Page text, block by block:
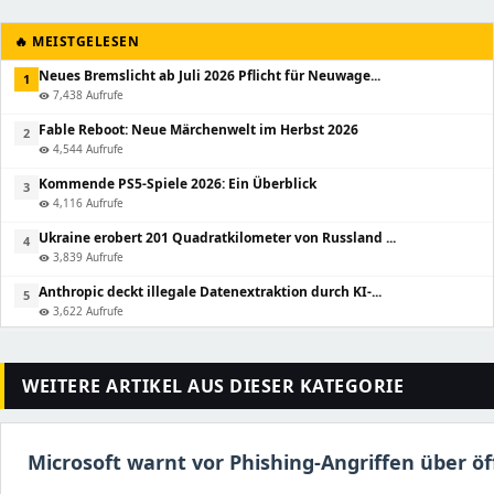
🔥 MEISTGELESEN
1 Neues Bremslicht ab Juli 2026 Pflicht für Neuwage...
visibility 7,438 Aufrufe
2 Fable Reboot: Neue Märchenwelt im Herbst 2026
visibility 4,544 Aufrufe
3 Kommende PS5-Spiele 2026: Ein Überblick
visibility 4,116 Aufrufe
4 Ukraine erobert 201 Quadratkilometer von Russland ...
visibility 3,839 Aufrufe
5 Anthropic deckt illegale Datenextraktion durch KI-...
visibility 3,622 Aufrufe
WEITERE ARTIKEL AUS DIESER KATEGORIE
Microsoft warnt vor Phishing-Angriffen über